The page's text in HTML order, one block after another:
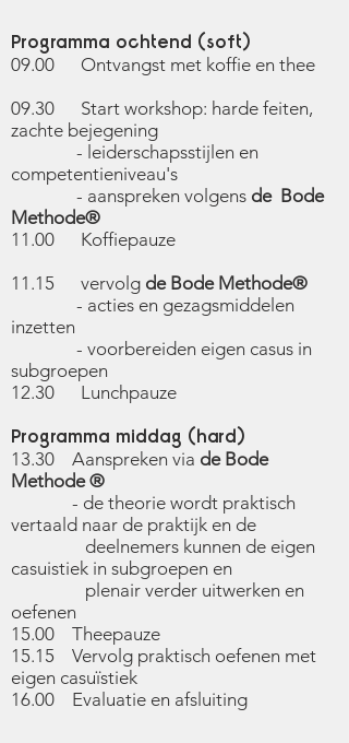
Programma ochtend (soft)
09.00 Ontvangst met koffie en thee
09.30 Start workshop: harde feiten,
zachte bejegening
- leiderschapsstijlen en
competentieniveau's
- aanspreken volgens de Bode
Methode®
11.00 Koffiepauze
11.15 vervolg de Bode Methode®
- acties en gezagsmiddelen
inzetten
- voorbereiden eigen casus in
subgroepen
12.30 Lunchpauze
Programma middag (hard)
13.30 Aanspreken via de Bode
Methode ®
- de theorie wordt praktisch
vertaald naar de praktijk en de
deelnemers kunnen de eigen
casuistiek in subgroepen en
plenair verder uitwerken en
oefenen
15.00 Theepauze
15.15 Vervolg praktisch oefenen met
eigen casuïstiek
16.00 Evaluatie en afsluiting